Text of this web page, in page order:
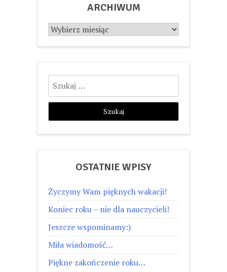
ARCHIWUM
Archiwum
Szukaj:
OSTATNIE WPISY
Życzymy Wam pięknych wakacji!
Koniec roku – nie dla nauczycieli!
Jeszcze wspominamy:)
Miła wiadomość…
Piękne zakończenie roku…